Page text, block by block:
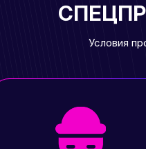
Условия